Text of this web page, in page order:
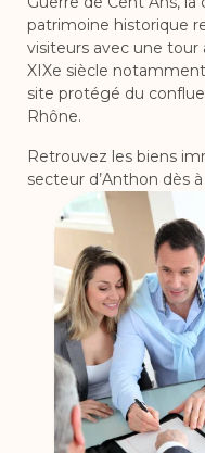
patrimoine historique
visiteurs avec une tour
XIXe siècle
site protégé du
Rhône.
Retrouvez les biens
secteur d’Anthon dès